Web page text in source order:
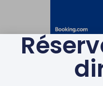
LABELS & GAGES DE